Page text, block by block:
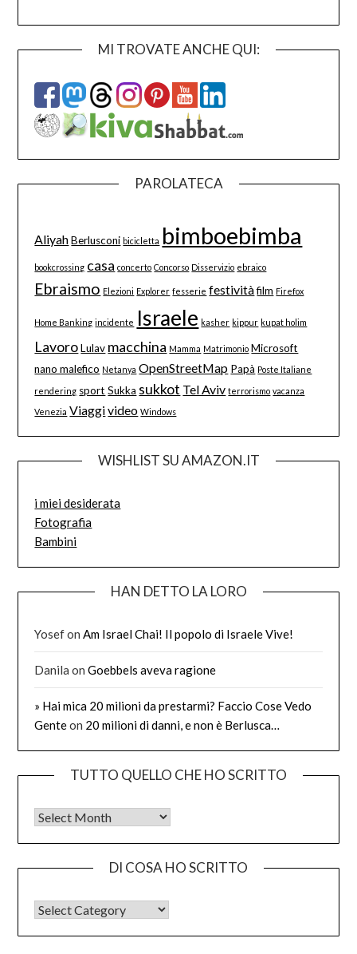
MI TROVATE ANCHE QUI:
PAROLATECA
Aliyah Berlusconi bicicletta bimboebimba
bookcrossing casa concerto Concorso Disservizio ebraico
Ebraismo Elezioni Explorer fesserie festività film Firefox
Home Banking incidente Israele kasher kippur kupat holim
Lavoro Lulav macchina Mamma Matrimonio Microsoft
nano malefico Netanya OpenStreetMap Papà Poste Italiane
rendering sport Sukka sukkot Tel Aviv terrorismo vacanza
Venezia Viaggivideo Windows
WISHLIST SU AMAZON.IT
i miei desiderata
Fotografia
Bambini
HAN DETTO LA LORO
Yosefon Am Israel Chai! Il popolo di Israele Vive!
Danila onGoebbels aveva ragione
» Hai mica 20 milioni da prestarmi? Faccio Cose Vedo
Genteon 20 milioni di danni, e non è Berlusca…
TUTTO QUELLO CHE HO SCRITTO
Tutto quello che ho scritto
DI COSA HO SCRITTO
DI COSA HO SCRITTO